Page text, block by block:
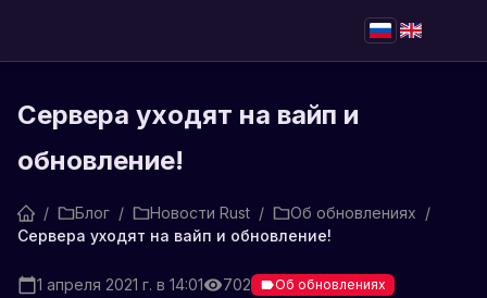
Сервера уходят на вайп и
обновление!
/ Блог / Новости Rust / Об обновлениях /
Сервера уходят на вайп и обновление!
1 апреля 2021 г. в 14:01 702 Об обновлениях